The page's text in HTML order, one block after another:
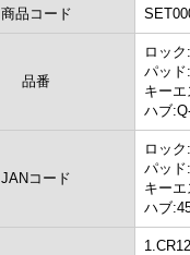
商品コード
品番
ロッ
パッ
キー
ハブ
JANコード
ロッ
パッド
キー
ハブ